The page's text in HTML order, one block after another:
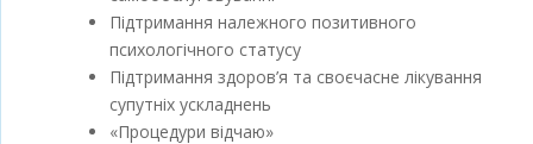
Підтримання належного позитивного
психологічного статусу
Підтримання здоров’я та своєчасне лікування
супутніх ускладнень
«Процедури відчаю»